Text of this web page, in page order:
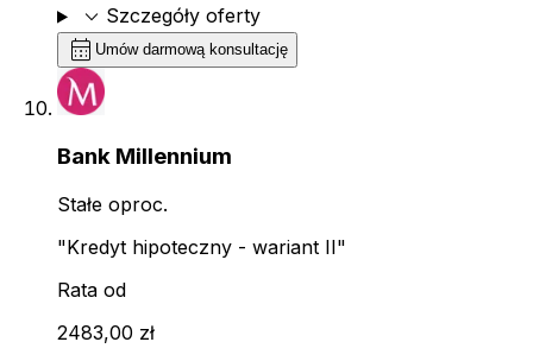
expand_more Szczegóły oferty
calendar_month Umów darmową konsultację
Bank Millennium
Stałe oproc.
"Kredyt hipoteczny - wariant II"
Rata od
2483,00 zł